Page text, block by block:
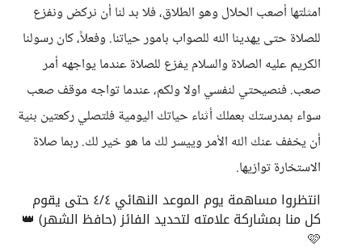
امثلتها أصعب الحلال وهو الطلاق، فلا بد لنا أن نركض ونفزع
للصلاة حتى يهدينا الله للصواب بامور حياتنا. وفعلاً، كان رسولنا
الكريم عليه الصلاة والسلام يفزع للصلاة عندما يواجهه أمر
صعب. فنصيحتي لنفسي اولا ولكم، عندما تواجه موقف صعب
سواء بمدرستك بعملك أثناء حياتك اليومية فلتصلي ركعتين بنية
أن يخفف عنك الله الأمر وييسر لك ما هو خير لك. ربما صلاة
الاستخارة توازيها.
انتظروا مساهمة يوم الموعد النهائي ٤/٤ حتى يقوم
كل منا بمشاركة علامته لتحديد الفائز (حافظ الشهر) 👑
🩷